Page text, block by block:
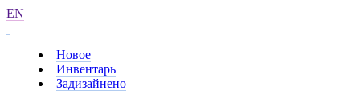
EN
Новое
Инвентарь
Задизайнено